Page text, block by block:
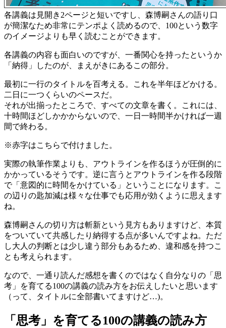
各講義は見開き2ページと短いですし、森博嗣さんの語り口
が簡潔なため非常にテンポよく読めるので、100という数字
のイメージよりも早く読むことができます。
各講義の内容も面白いのですが、一番関心を持ったというか
「納得」したのが、まえがきにあるこの部分。
最初に一行のタイトルを百考える。これを半年ほどかける。
二日に一つくらいのペースだ。
それが出揃ったところで、すべての文章を書く。これには、
十時間ほどしかかからないので、一日一時間半かければ一週
間で終わる。
※赤字はこちらで付けました。
実際の執筆作業よりも、アウトラインを作るほうが圧倒的に
かかっているそうです。逆に言うとアウトラインを作る段階
で「意図的に時間をかけている」ということになります。こ
の辺りの匙加減は様々な仕事でも応用が効くように思えます
ね。
森博嗣さんの切り方は斬新という見方もありますけど、本質
をついていて共感したり納得する点が多いんですよね。ただ
し大人の判断とは少し違う部分もあるため、違和感を持つこ
とも考えられます。
なので、一通り読んだ感想を書くのではなく自分なりの「思
考」を育てる100の講義の読み方をお伝えしたいと思います
（って、タイトルに全部書いてますけど…)。
「思考」を育てる100の講義の読み方